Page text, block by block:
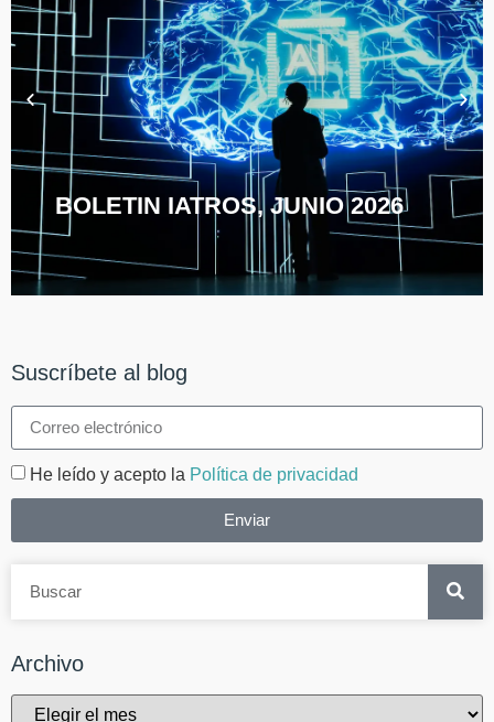
BOLETIN IATROS, JUNIO 2026
Suscríbete al blog
He leído y acepto la Política de privacidad
Enviar
Archivo